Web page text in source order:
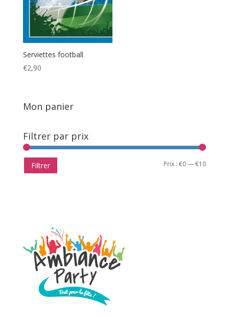
Serviettes football
€2,90
Mon panier
Filtrer par prix
Prix
Prix
Filtrer Prix :€0—€10